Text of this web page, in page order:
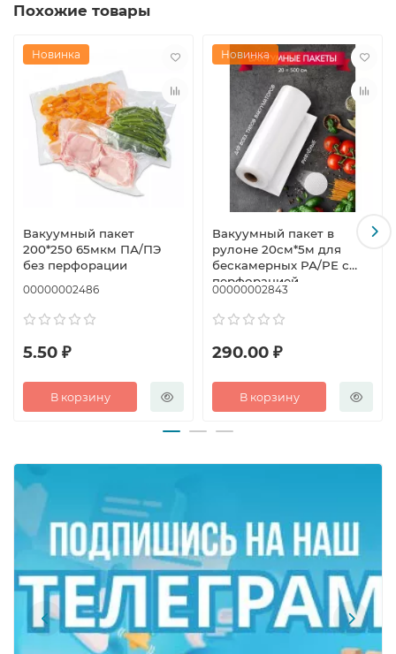
Похожие товары
Новинка
Вакуумный пакет
200*250 65мкм ПА/ПЭ
без перфорации
00000002486
5.50 ₽
В корзину
Новинка
Вакуумный пакет в
рулоне 20см*5м для
бескамерных РА/РЕ с
перфорацией
00000002843
290.00 ₽
В корзину